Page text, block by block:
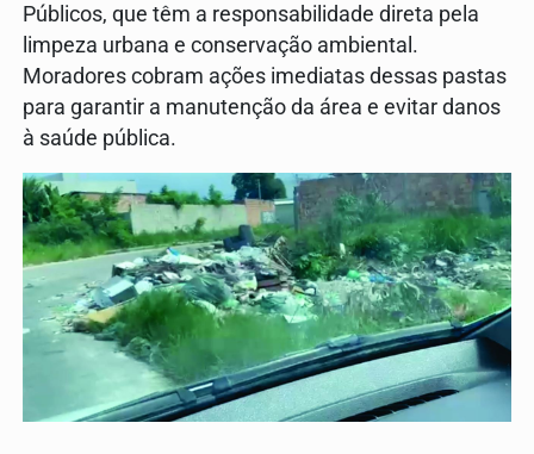
Públicos, que têm a responsabilidade direta pela
limpeza urbana e conservação ambiental.
Moradores cobram ações imediatas dessas pastas
para garantir a manutenção da área e evitar danos
à saúde pública.